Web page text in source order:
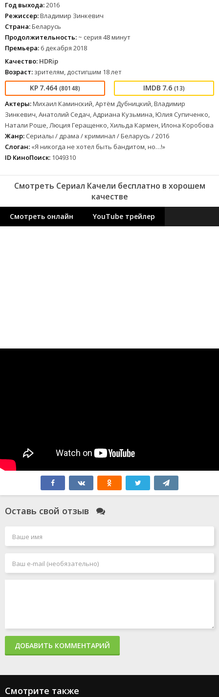
Год выхода:2016
Режиссер:Владимир Зинкевич
Страна:Беларусь
Продолжительность: ~ серия 48 минут
Премьера: 6 декабря 2018
Качество: HDRip
Возраст: зрителям, достигшим 18 лет
7.464 (80148) 7.6 (13)
Актеры:Михаил Каминский, Артём Дубницкий, Владимир
Зинкевич, Анатолий Седач, Адриана Кузьмина, Юлия Супиченко,
Натали Роше, Люция Геращенко, Хильда Кармен, Илона Коробова
Жанр: Сериалы / драма / криминал / Беларусь / 2016
Слоган: «Я никогда не хотел быть бандитом, но…!»
ID КиноПоиск: 1049310
Смотреть Сериал Качели бесплатно в хорошем
качестве
Смотреть онлайн YouTube трейлер
Оставь свой отзыв
ДОБАВИТЬ КОММЕНТАРИЙ
Смотрите также